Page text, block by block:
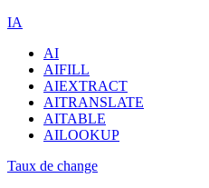
IA
AI
AIFILL
AIEXTRACT
AITRANSLATE
AITABLE
AILOOKUP
Taux de change